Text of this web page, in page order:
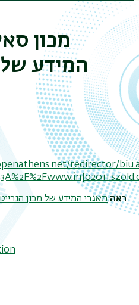
מכון
המידע של
redirector/
ראהמאגרי המידע של מכון